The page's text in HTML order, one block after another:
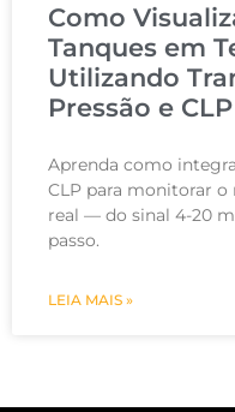
Como
Tanques em
Utilizando
Pressão e CLP
Aprenda como
CLP para monitorar
real — do sinal 4-20
passo.
LEIA MAIS »